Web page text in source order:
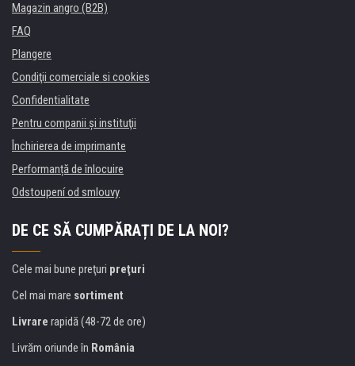
Magazin angro (B2B)
FAQ
Plangere
Condiţii comerciale si cookies
Confidentialitate
Pentru companii și instituţii
Închirierea de imprimante
Performanță de înlocuire
Odstoupení od smlouvy
DE CE SĂ CUMPĂRAȚI DE LA NOI?
Cele mai bune preţuri preţuri
Cel mai mare sortiment
Livrare rapidă (48-72 de ore)
Livrăm oriunde în România